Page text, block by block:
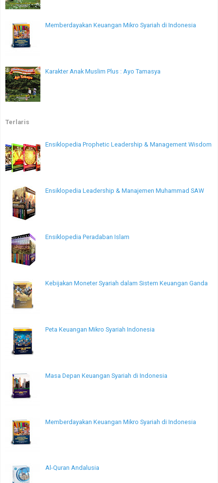
Memberdayakan Keuangan Mikro Syariah di Indonesia
Karakter Anak Muslim Plus : Ayo Tamasya
Terlaris
Ensiklopedia Prophetic Leadership & Management Wisdom
Ensiklopedia Leadership & Manajemen Muhammad SAW
Ensiklopedia Peradaban Islam
Kebijakan Moneter Syariah dalam Sistem Keuangan Ganda
Peta Keuangan Mikro Syariah Indonesia
Masa Depan Keuangan Syariah di Indonesia
Memberdayakan Keuangan Mikro Syariah di Indonesia
Al-Quran Andalusia